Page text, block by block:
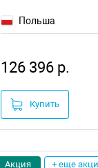
Польша
126 396 р.
Купить
Акция + еще